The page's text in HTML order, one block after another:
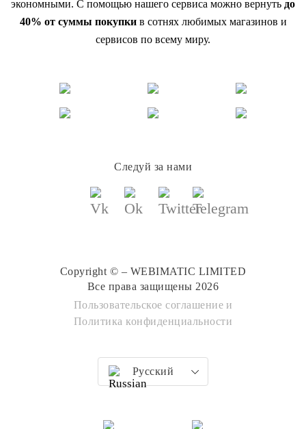
экономными. С помощью нашего сервиса можно вернуть до
40% от суммы покупкив сотнях любимых магазинов и
сервисов по всему миру.
Следуй за нами
Copyright © – WEBIMATIC LIMITED
Все права защищены 2026
Пользовательское соглашение и
Политика конфиденциальности
Русский